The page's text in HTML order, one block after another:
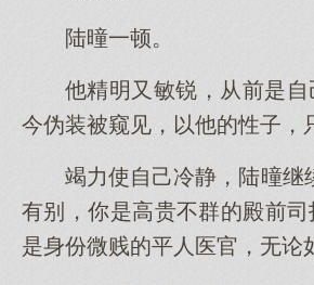
陆曈一顿。
他精明又敏锐，从前是
今伪装被窥见，以他的性子，
竭力使自己冷静，陆曈继
有别，你是高贵不群的殿前司
是身份微贱的平人医官，无